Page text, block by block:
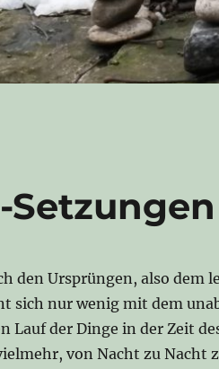
Setzungen
den Ursprüngen, also dem
sich nur wenig mit dem
Lauf der Dinge in der Zeit
von Nacht zu Nacht